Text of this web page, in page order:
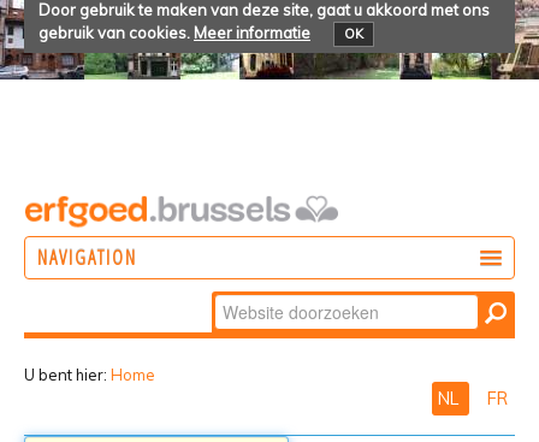
Door gebruik te maken van deze site, gaat u akkoord met ons
gebruik van cookies. Meer informatie OK
NAVIGATION
Zoek
Geavanceerd
U bent hier: Home
NL FR